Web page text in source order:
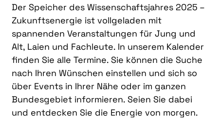
Der Speicher des Wissenschaftsjahres 2025 –
Zukunftsenergie ist vollgeladen mit
spannenden Veranstaltungen für Jung und
Alt, Laien und Fachleute. In unserem Kalender
finden Sie alle Termine. Sie können die Suche
nach Ihren Wünschen einstellen und sich so
über Events in Ihrer Nähe oder im ganzen
Bundesgebiet informieren. Seien Sie dabei
und entdecken Sie die Energie von morgen.